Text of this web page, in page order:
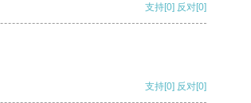
支持[0] 反对[0]
支持[0] 反对[0]